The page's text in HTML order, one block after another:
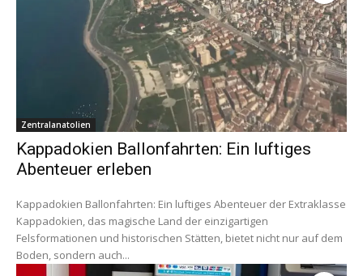
Zentralanatolien
Kappadokien Ballonfahrten: Ein luftiges
Abenteuer erleben
Kappadokien Ballonfahrten: Ein luftiges Abenteuer der Extraklasse
Kappadokien, das magische Land der einzigartigen
Felsformationen und historischen Stätten, bietet nicht nur auf dem
Boden, sondern auch...